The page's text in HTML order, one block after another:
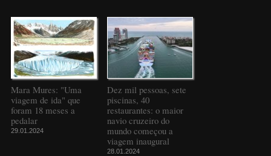
Mara Mures: "Uma
viagem de ida" que
foram 18 meses a
pedalar
29.01.2024
Dez mil pessoas, sete
piscinas, 40
restaurantes: o maior
navio cruzeiro do
mundo começou a
viagem inaugural
28.01.2024